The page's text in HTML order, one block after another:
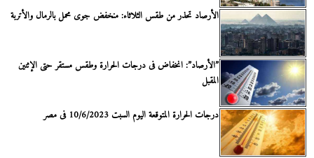
الأرصاد تحذر من طقس الثلاثاء: منخفض جوى محمل بالرمال والأتربة
”الأرصاد”: انخفاض فى درجات الحرارة وطقس مستقر حتى الإثنين
المقبل
درجات الحرارة المتوقعة اليوم السبت 10/6/2023 فى مصر